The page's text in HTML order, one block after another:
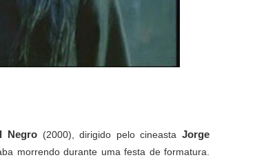
Negro (2000), dirigido pelo cineastaJorge
morrendo durante uma festa de formatura.